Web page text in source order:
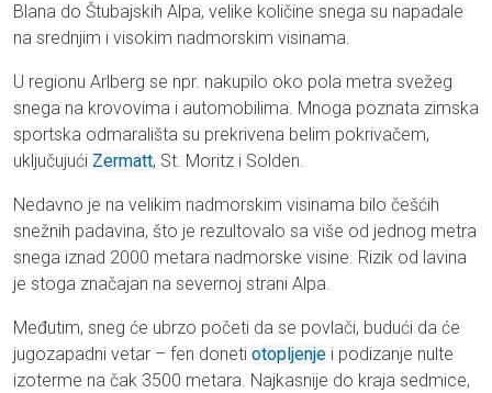
Blana do Štubajskih Alpa, velike količine snega su napadale
na srednjim i visokim nadmorskim visinama.
U regionu Arlberg se npr. nakupilo oko pola metra svežeg
snega na krovovima i automobilima. Mnoga poznata zimska
sportska odmarališta su prekrivena belim pokrivačem,
uključujući Zermatt, St. Moritz i Solden.
Nedavno je na velikim nadmorskim visinama bilo češćih
snežnih padavina, što je rezultovalo sa više od jednog metra
snega iznad 2000 metara nadmorske visine. Rizik od lavina
je stoga značajan na severnoj strani Alpa.
Međutim, sneg će ubrzo početi da se povlači, budući da će
jugozapadni vetar – fen doneti otopljenje i podizanje nulte
izoterme na čak 3500 metara. Najkasnije do kraja sedmice,